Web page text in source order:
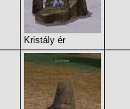
Kristály ér